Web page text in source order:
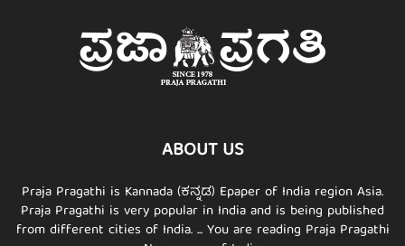
ABOUT US
Praja Pragathi is Kannada (ಕನ್ನಡ) Epaper of India region Asia.
Praja Pragathi is very popular in India and is being published
from different cities of India. ... You are reading Praja Pragathi